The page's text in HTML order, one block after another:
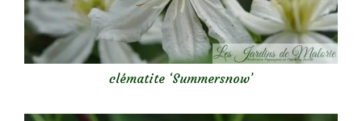
clématite ‘Summersnow’